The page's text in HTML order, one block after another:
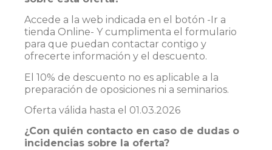
Accede a la web indicada en el botón -Ir a
tienda Online- Y cumplimenta el formulario
para que puedan contactar contigo y
ofrecerte información y el descuento.
El 10% de descuento no es aplicable a la
preparación de oposiciones ni a seminarios.
Oferta válida hasta el 01.03.2026
¿Con quién contacto en caso de dudas o
incidencias sobre la oferta?